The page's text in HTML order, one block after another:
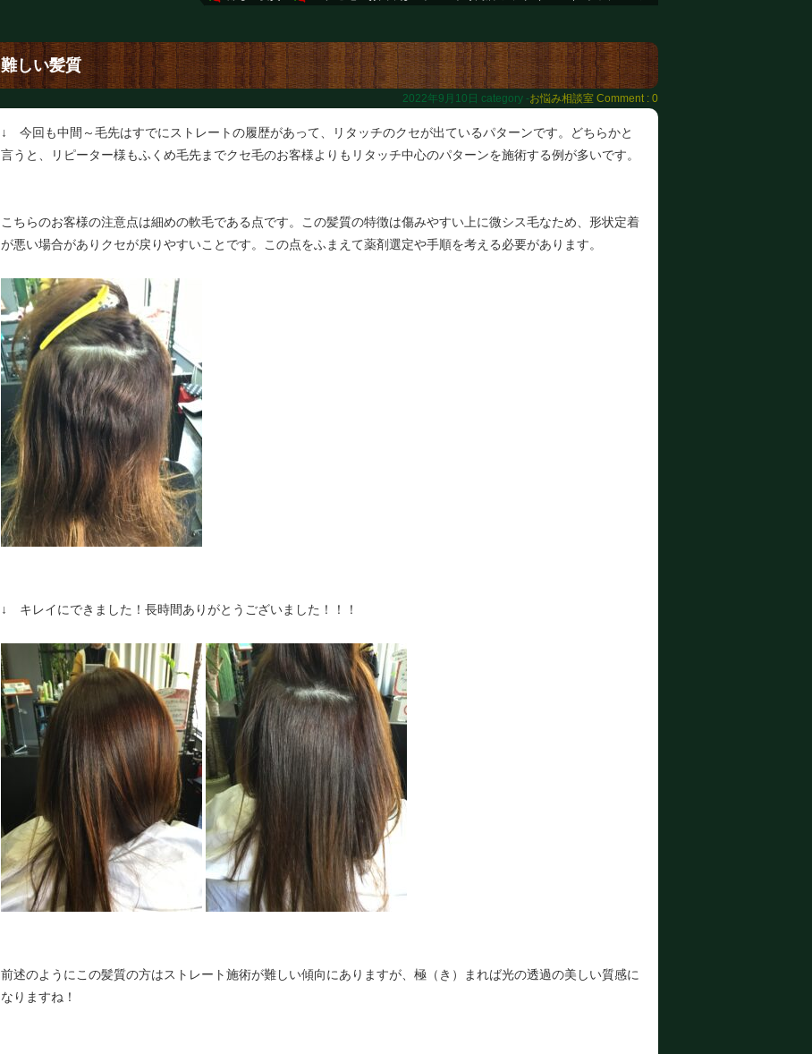
難しい髪質
2022年9月10日 category -お悩み相談室 Comment : 0
↓ 今回も中間～毛先はすでにストレートの履歴があって、リタッチのクセが出ているパターンです。どちらかと
言うと、リピーター様もふくめ毛先までクセ毛のお客様よりもリタッチ中心のパターンを施術する例が多いです。
こちらのお客様の注意点は細めの軟毛である点です。この髪質の特徴は傷みやすい上に微シス毛なため、形状定着
が悪い場合がありクセが戻りやすいことです。この点をふまえて薬剤選定や手順を考える必要があります。
↓ キレイにできました！長時間ありがとうございました！！！
前述のようにこの髪質の方はストレート施術が難しい傾向にありますが、極（き）まれば光の透過の美しい質感に
なりますね！